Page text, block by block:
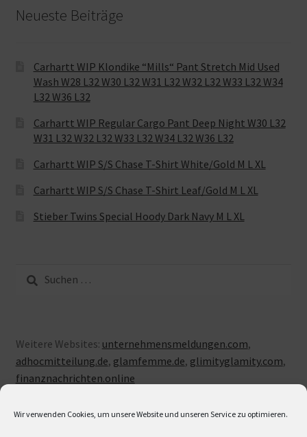
Wir verwenden Cookies, um unsere Website und unseren Service zu optimieren.
Neueste Beiträge
Carhartt WIP Klondike “Mills“ Pant Stretch Mid Used
Wash W28 L32 W30 L32 W31 L32 W32 L32 W33 L32 W34
L32 W36 L32
Carhartt WIP Regular Cargo Pant Deep Night W30 L32
W31 L32 W32 L32 W33 L32 W34 L32 W36 L32
Carhartt WIP S/S Chase T-Shirt White/Gold M L XL
Carhartt WIP S/S Chase T-Shirt Leaf/Gold M L XL
Stieber Twins Special Hoody Dark Navy M L XL
Suche
nach:
Weitere Websites: unternehmensmeldungen.com,
adhocmitteilung.de, glamfemme.de, glimityglamity.com,
finanznachrichten.online